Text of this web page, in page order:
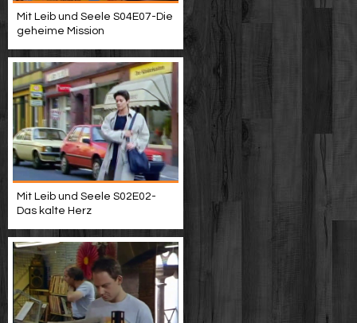
Mit Leib und Seele S04E07-Die
geheime Mission
Mit Leib und Seele S02E02-
Das kalte Herz